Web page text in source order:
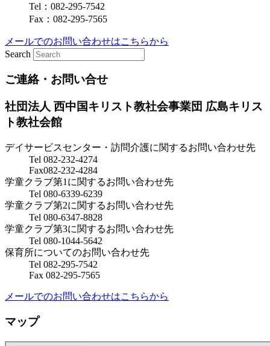
Tel：082-295-7542
Fax：082-295-7565
メールでのお問い合わせはこちらから
Search
ご連絡・お問い合せ
社団法人 西中国キリスト教社会事業団 広島キリス
ト教社会館
デイサービスセンター・訪問介護に関するお問い合わせ先
Tel 082-232-4274
Fax082-232-4284
学童クラブ第1に関するお問い合わせ先
Tel 080-6339-6239
学童クラブ第2に関するお問い合わせ先
Tel 080-6347-8828
学童クラブ第3に関するお問い合わせ先
Tel 080-1044-5642
保育所についてのお問い合わせ先
Tel 082-295-7542
Fax 082-295-7565
メールでのお問い合わせはこちらから
マップ